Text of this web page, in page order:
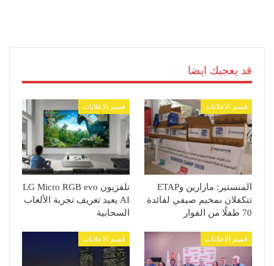
قد يعجبك ايضا
قسم الاعلانات
المنستير: مازارين وETAP
تتكفلان بمخيم صيفي لفائدة
70 طفلًا من الفوار
قسم الاعلانات
تلفزيون LG Micro RGB evo
AI يعيد تعريف تجربة الألعاب
السحابية
قسم الاعلانات قسم الاعلانات